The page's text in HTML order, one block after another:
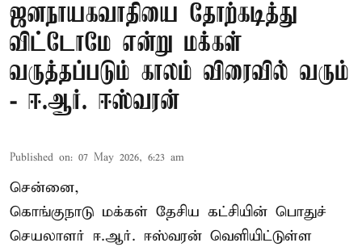
ஜனநாயகவாதியை தோற்கடித்து
விட்டோமே என்று மக்கள்
வருத்தப்படும் காலம் விரைவில் வரும்
- ஈ.ஆர். ஈஸ்வரன்
Published on: 07 May 2026, 6:23 am
சென்னை,
கொங்குநாடு மக்கள் தேசிய கட்சியின் பொதுச்
செயலாளர் ஈ.ஆர். ஈஸ்வரன் வெளியிட்டுள்ள